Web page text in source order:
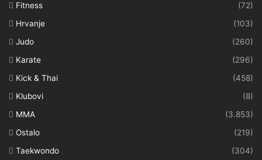
Fitness
(72)
Hrvanje
(103)
Judo
(260)
Karate
(296)
Kick & Thai
(458)
Klubovi
(8)
MMA
(3.853)
Ostalo
(219)
Taekwondo
(304)